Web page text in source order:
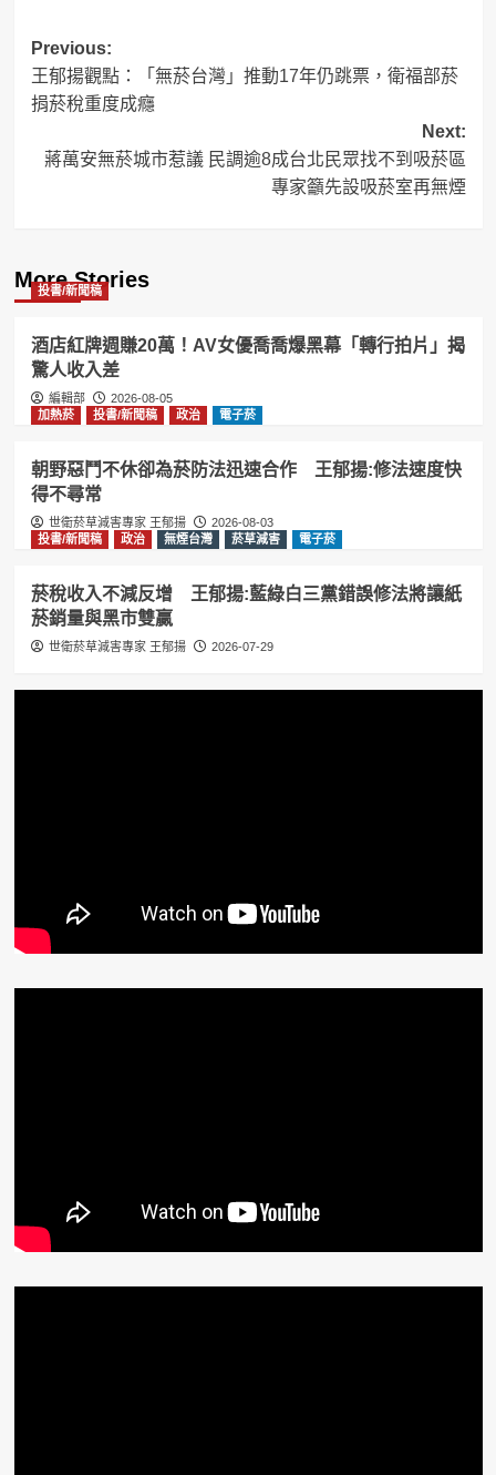
Post
navigation
Previous:
王郁揚觀點：「無菸台灣」推動17年仍跳票，衛福部菸
捐菸稅重度成癮
Next:
蔣萬安無菸城市惹議 民調逾8成台北民眾找不到吸菸區
專家籲先設吸菸室再無煙
More Stories
投書/新聞稿
酒店紅牌週賺20萬！AV女優喬喬爆黑幕「轉行拍片」揭
驚人收入差
編輯部
2026-08-05
加熱菸
投書/新聞稿 政治 電子菸
朝野惡鬥不休卻為菸防法迅速合作 王郁揚:修法速度快
得不尋常
世衛菸草減害專家 王郁揚
2026-08-03
投書/新聞稿
政治 無煙台灣 菸草減害 電子菸
菸稅收入不減反增 王郁揚:藍綠白三黨錯誤修法將讓紙
菸銷量與黑市雙贏
世衛菸草減害專家 王郁揚 2026-07-29